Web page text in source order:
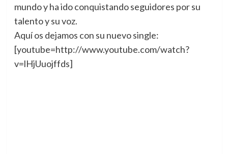
mundo y ha ido conquistando seguidores por su
talento y su voz.
Aquí os dejamos con su nuevo single:
[youtube=http://www.youtube.com/watch?
v=lHjUuojffds]